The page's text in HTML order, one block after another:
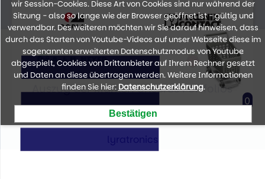
Auszug der Marken unseres Portfolios
wir Session-Cookies. Diese Art von Cookies sind nur während der
Sitzung - also so lange wie der Browser geöffnet ist - gültig und
verwendbar. Des weiteren möchten wir Sie darauf hinweisen, dass
durch das Starten von Youtube-Videos auf unser Webseite diese im
sogenannten erweiterten Datenschutzmodus von Youtube
abgespielt, Cookies von Drittanbieter auf Ihrem Rechner gesetzt
und Daten an diese übertragen werden. Weitere Informationen
finden Sie hier: Datenschutzerklärung.
0